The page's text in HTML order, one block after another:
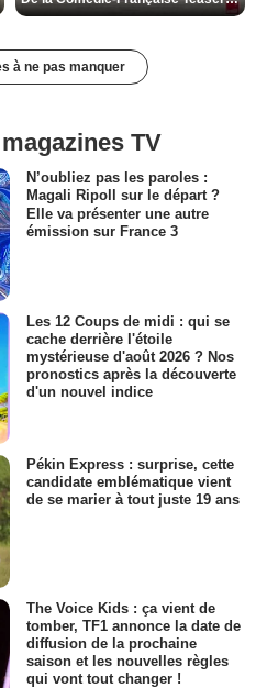
à ne pas manquer
TV
N’oubliez pas les paroles :
Magali Ripoll sur le départ ?
Elle va présenter une autre
émission sur France 3
Les 12 Coups de midi : qui se
cache derrière l'étoile
mystérieuse d'août 2026 ? Nos
pronostics après la découverte
d'un nouvel indice
Pékin Express : surprise, cette
candidate emblématique vient
de se marier à tout juste 19 ans
The Voice Kids : ça vient de
tomber, TF1 annonce la date de
diffusion de la prochaine
saison et les nouvelles règles
qui vont tout changer !